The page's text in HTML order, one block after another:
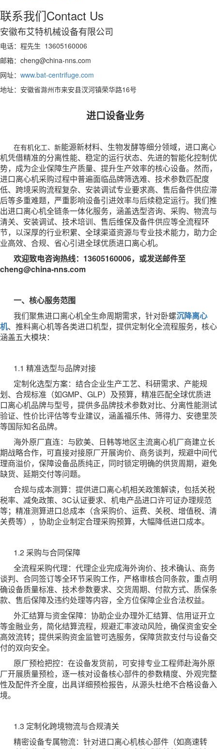
联系我们Contact Us
安徽布艾特机械设备有限公司
电话：程先生 13605160006
邮箱：cheng@china-nns.com
网址： www.bat-centrifuge.com
地址：安徽省滁州市来安县汊河镇荣华路16号
进口设备业务
在有机化工、新能源新材料、生物发酵等细分领域，进口离心
机凭借精准的分离性能、稳定的运行状态、先进的智能化控制优
势，成为企业保障生产质量、提升生产效率的核心设备。然而，
进口离心机采购过程中普遍面临品牌筛选难、技术参数匹配度
低、跨境采购流程复杂、安装调试专业要求高、售后备件供应滞
后等多重难题，严重影响设备引进效率与后续稳定运行。我们推
出进口离心机全链条一体化服务，涵盖选型咨询、采购、物流与
清关、安装调试、技术培训、售后维保及备件供应等全流程环
节，以深厚的行业积累、全球渠道资源与专业技术能力，助力企
业高效、合规、省心引进全球优质进口离心机。
欢迎致电咨询热线：13605160006，或发送邮件至
cheng@china-nns.com
一、核心服务范围
我们聚焦进口离心机全生命周期需求，针对卧螺沉降离心
机、推料离心机等各类进口机型，提供定制化全流程服务，核心
涵盖五大模块：
1.1 精准选型与品牌对接
定制化选型方案：结合企业生产工艺、科研需求、产能规
划、合规标准（如GMP、GLP）及预算，精准匹配全球优质进
口离心机品牌与型号，提供多品牌技术参数对比、分离性能测试
验证、性价比评估等专业建议，涵盖福乐伟、筛得力、安德里茨
等国际知名品牌。
海外原厂直连：与欧美、日韩等地区主流离心机厂商建立长
期战略合作，可直接对接原厂开展询价、商务谈判，规避中间代
理商溢价，保障设备品质纯正，同时锁定明确的供货周期，避免
缺货、延期交付等问题。
合规与成本测算：提供进口离心机相关政策解读，包括关税
税率、减免政策、3C认证要求、机电产品进口许可证办理规范
等；精准测算进口总成本（含采购价、运费、关税、增值税、清
关费等），协助企业制定合理采购预算，大幅降低进口成本。
1.2 采购与合同保障
全流程采购代理：代理企业完成海外询价、技术确认、商务
谈判、合同签订等全环节采购工作，严格审核合同条款，重点明
确设备质量标准、技术参数要求、交货周期、付款方式、质保条
款、售后保障及违约处理等内容，全方位保障企业合法权益。
外汇结算与资金保障：协助企业办理外汇结算、信用证开立
等金融业务，简化结算流程，规避汇率波动风险，确保资金安全
高效流转；提供采购资金监管可选服务，保障货款支付与设备交
付的双向安全。
原厂预检把控：在设备发货前，可安排专业工程师赴海外原
厂开展质量预检，逐一核对设备核心部件的参数精度、外观完整
性及配件齐全度，出具详细预检报告，从源头杜绝不合格设备入
境。
1.3 定制化跨境物流与合规清关
精密设备专属物流：针对进口离心机核心部件（如高速转